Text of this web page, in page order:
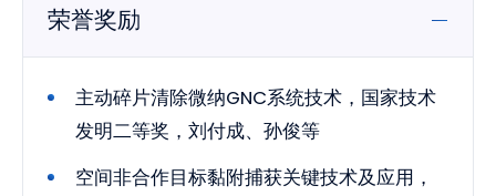
荣誉奖励
主动碎片清除微纳GNC系统技术，国家技术
发明二等奖，刘付成、孙俊等
空间非合作目标黏附捕获关键技术及应用，